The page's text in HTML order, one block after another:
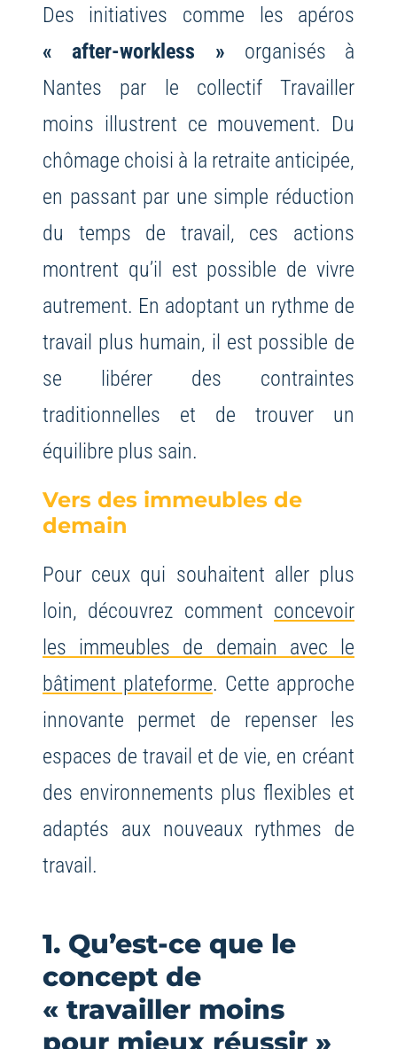
Des initiatives comme les apéros
« after-workless » organisés à
Nantes par le collectif Travailler
moins illustrent ce mouvement. Du
chômage choisi à la retraite anticipée,
en passant par une simple réduction
du temps de travail, ces actions
montrent qu’il est possible de vivre
autrement. En adoptant un rythme de
travail plus humain, il est possible de
se libérer des contraintes
traditionnelles et de trouver un
équilibre plus sain.
Vers des immeubles de
demain
Pour ceux qui souhaitent aller plus
loin, découvrez comment concevoir
les immeubles de demain avec le
bâtiment plateforme. Cette approche
innovante permet de repenser les
espaces de travail et de vie, en créant
des environnements plus flexibles et
adaptés aux nouveaux rythmes de
travail.
1. Qu’est-ce que le
concept de
« travailler moins
pour mieux réussir »